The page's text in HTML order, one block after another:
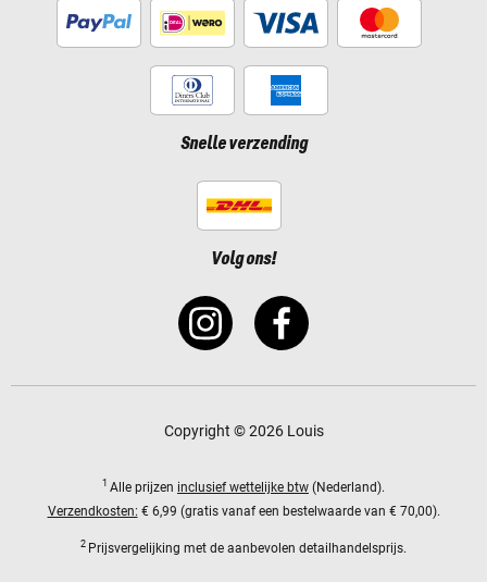
Snelle verzending
Volg ons!
Copyright © 2026 Louis
1 Alle prijzen inclusief wettelijke btw (Nederland).
Verzendkosten: € 6,99 (gratis vanaf een bestelwaarde van € 70,00).
2 Prijsvergelijking met de aanbevolen detailhandelsprijs.